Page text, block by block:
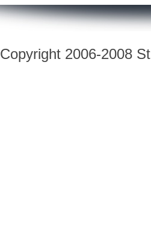
Copyright 2006-2008